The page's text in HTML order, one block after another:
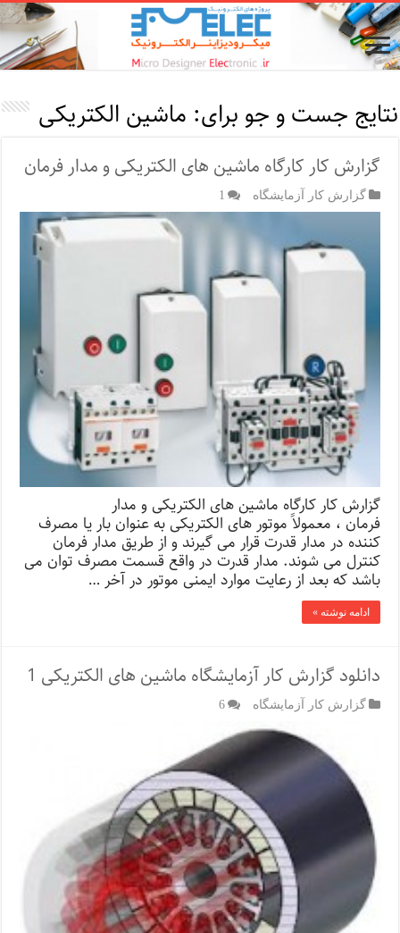
نتایج جست و جو برای: ماشین الکتریکی
گزارش کار کارگاه ماشین های الکتریکی و مدار فرمان
گزارش کار آزمایشگاه 1
گزارش کار کارگاه ماشین های الکتریکی و مدار
فرمان ، معمولاً موتور های الکتریکی به عنوان بار یا مصرف
کننده در مدار قدرت قرار می گیرند و از طریق مدار فرمان
کنترل می شوند. مدار قدرت در واقع قسمت مصرف توان می
باشد که بعد از رعایت موارد ایمنی موتور در آخر …
ادامه نوشته »
دانلود گزارش کار آزمایشگاه ماشین های الکتریکی 1
گزارش کار آزمایشگاه 6